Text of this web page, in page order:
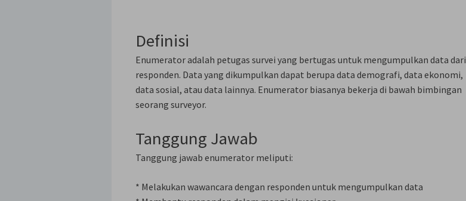
Definisi
Enumerator adalah petugas survei yang bertugas untuk mengumpulkan data dari
responden. Data yang dikumpulkan dapat berupa data demografi, data ekonomi,
data sosial, atau data lainnya. Enumerator biasanya bekerja di bawah bimbingan
seorang surveyor.
Tanggung Jawab
Tanggung jawab enumerator meliputi:
* Melakukan wawancara dengan responden untuk mengumpulkan data